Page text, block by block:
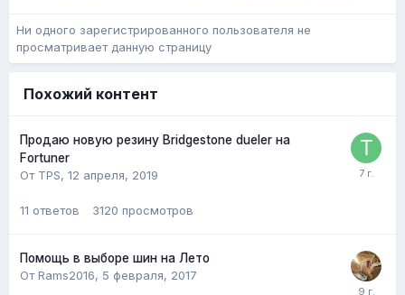
Ни одного зарегистрированного пользователя не
просматривает данную страницу
Похожий контент
Продаю новую резину Bridgestone dueler на
Fortuner
От TPS, 12 апреля, 2019
11 ответов 3120 просмотров
Помощь в выборе шин на Лето
От Rams2016, 5 февраля, 2017